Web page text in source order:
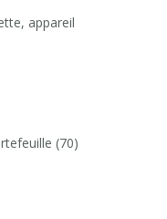
appareil
(70)